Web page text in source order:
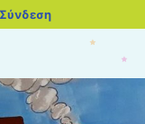
blogs.sch.gr
Σύνδεση